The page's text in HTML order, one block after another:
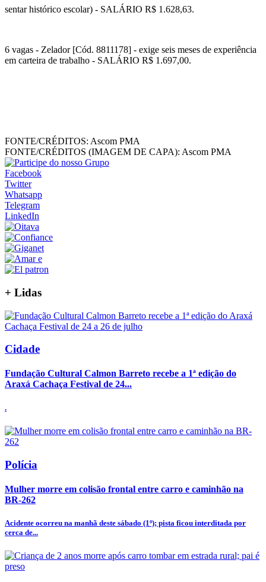
sentar histórico escolar) - SALÁRIO R$ 1.628,63.
6 vagas - Zelador [Cód. 8811178] - exige seis meses de experiência
em carteira de trabalho - SALÁRIO R$ 1.697,00.
FONTE/CRÉDITOS: Ascom PMA
FONTE/CRÉDITOS (IMAGEM DE CAPA): Ascom PMA
Facebook
Twitter
Whatsapp
Telegram
LinkedIn
+ Lidas
Cidade
Fundação Cultural Calmon Barreto recebe a 1ª edição do
Araxá Cachaça Festival de 24...
.
Polícia
Mulher morre em colisão frontal entre carro e caminhão na
BR-262
Acidente ocorreu na manhã deste sábado (1º); pista ficou interditada por
cerca de...